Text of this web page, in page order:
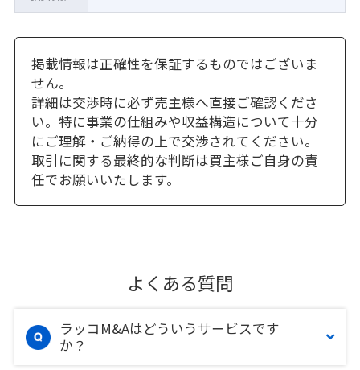
掲載情報は正確性を保証するものではございま
せん。
詳細は交渉時に必ず売主様へ直接ご確認くださ
い。特に事業の仕組みや収益構造について十分
にご理解・ご納得の上で交渉されてください。
取引に関する最終的な判断は買主様ご自身の責
任でお願いいたします。
よくある質問
ラッコM&Aはどういうサービスです
か？